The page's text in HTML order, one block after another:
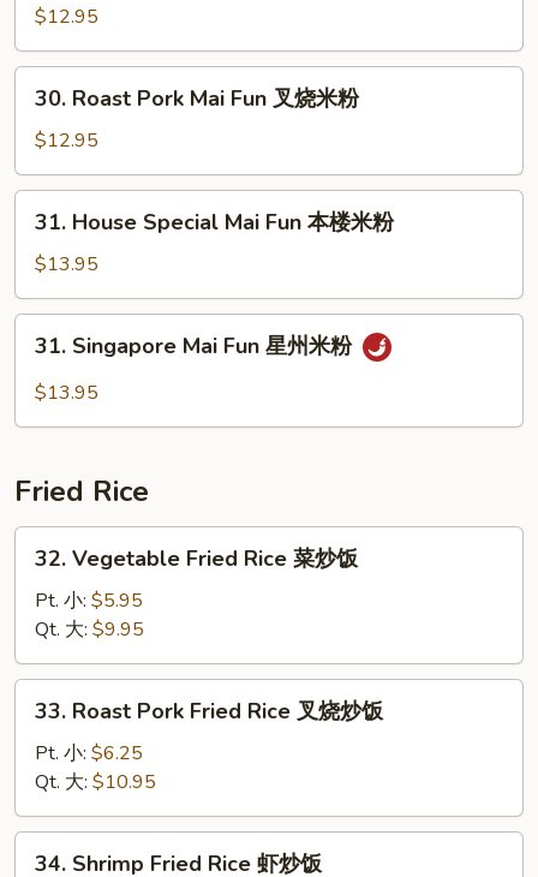
Mai
Fun
鸡
$12.95
Roast
Pork
Mai
Fun
粉
30. Roast Pork Mai Fun 叉烧米粉
$12.95
House
Special
Mai
Fun
粉
31. House Special Mai Fun 本楼米粉
$13.95
Singapore
Mai
米
粉
31. Singapore Mai Fun 星州米粉
$13.95
Fried Rice
Vegetable
Fried
Rice
菜
炒
32. Vegetable Fried Rice 菜炒饭
Pt. 小: $5.95
Qt. 大: $9.95
Roast
Pork
Fried
Rice
叉
33. Roast Pork Fried Rice 叉烧炒饭
Pt. 小: $6.25
Qt. 大: $10.95
34. Shrimp Fried Rice 虾炒饭